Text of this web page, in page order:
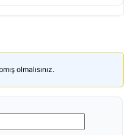
olmalısınız.